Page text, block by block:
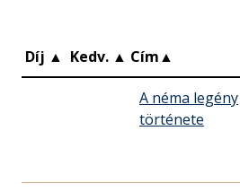
Díj ▲ Kedv. ▲ Cím▲
A néma legény
története